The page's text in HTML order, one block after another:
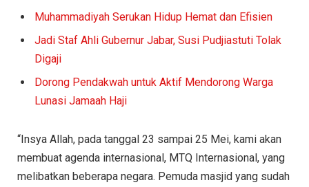
Muhammadiyah Serukan Hidup Hemat dan Efisien
Jadi Staf Ahli Gubernur Jabar, Susi Pudjiastuti Tolak
Digaji
Dorong Pendakwah untuk Aktif Mendorong Warga
Lunasi Jamaah Haji
“Insya Allah, pada tanggal 23 sampai 25 Mei, kami akan
membuat agenda internasional, MTQ Internasional, yang
melibatkan beberapa negara. Pemuda masjid yang sudah